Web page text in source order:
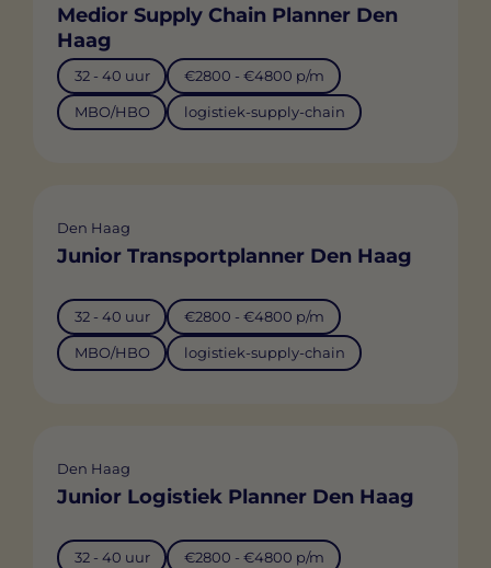
Medior Supply Chain Planner Den
Haag
32 - 40 uur €2800 - €4800 p/m
MBO/HBO logistiek-supply-chain
Den Haag
Junior Transportplanner Den Haag
32 - 40 uur €2800 - €4800 p/m
MBO/HBO logistiek-supply-chain
Den Haag
Junior Logistiek Planner Den Haag
32 - 40 uur €2800 - €4800 p/m